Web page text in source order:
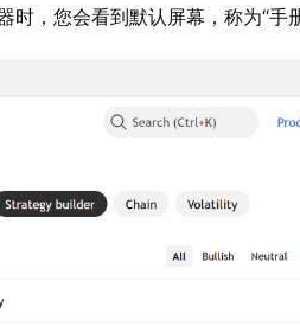
时，您会看到默认屏幕，称为“手册